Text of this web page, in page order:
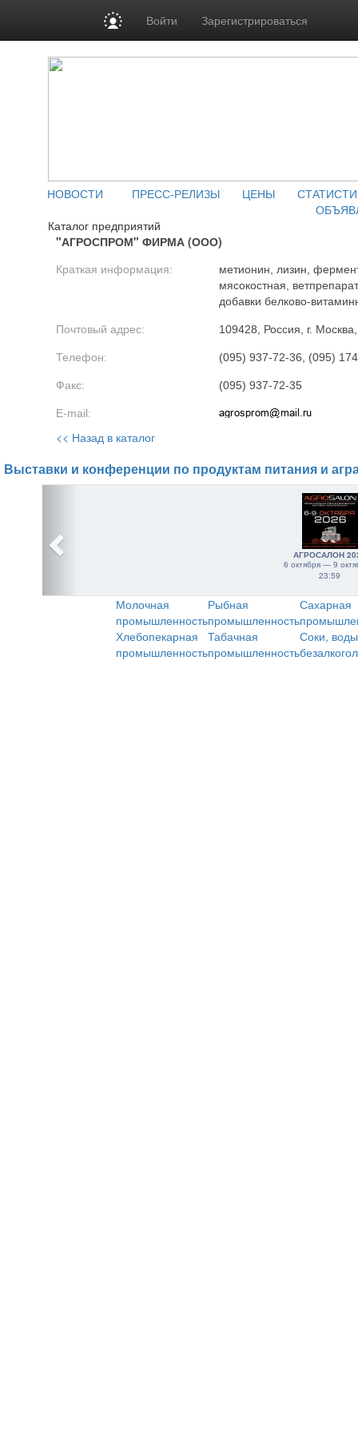
Войти Зарегистрироваться
НОВОСТИ ПРЕСС-РЕЛИЗЫ ЦЕНЫ
Каталог предприятий
"АГРОСПРОМ" ФИРМА (ООО)
Краткая информация:
метионин, лизин,
мясокостная,
добавки белково-
Почтовый адрес: 109428, Россия, г.
Телефон: (095) 937-72-36, (095)
Факс: (095) 937-72-35
E-mail:
<< Назад в каталог
Выставки и конференции по продуктам питания и
АГРОСАЛОН
6 октября — 9
23:59
Молочная
промышленность
Рыбная
промышленность
Сахарная
Хлебопекарная
промышленность
Табачная
промышленность
Соки,